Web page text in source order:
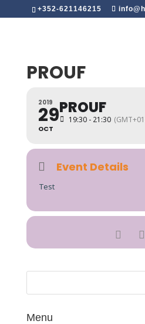
+352-621146215
PROUF
2019
29
OCT
PROUF
19:30 - 21:30
Event Details
Test
Menu